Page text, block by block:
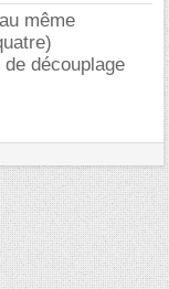
même
découplage